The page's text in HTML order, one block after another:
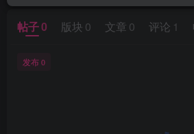
帖子0 版块 0 文章 0 评论 1
发布 0